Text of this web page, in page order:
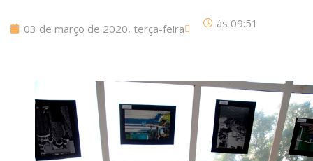
03 de março de 2020, terça-feira às 09:51